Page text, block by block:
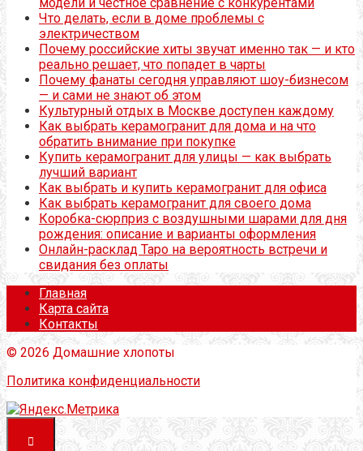
Что делать, если в доме проблемы с
электричеством
Почему российские хиты звучат именно так — и кто
реально решает, что попадет в чарты
Почему фанаты сегодня управляют шоу-бизнесом
— и сами не знают об этом
Культурный отдых в Москве доступен каждому
Как выбрать керамогранит для дома и на что
обратить внимание при покупке
Купить керамогранит для улицы — как выбрать
лучший вариант
Как выбрать и купить керамогранит для офиса
Как выбрать керамогранит для своего дома
Коробка-сюрприз с воздушными шарами для дня
рождения: описание и варианты оформления
Онлайн-расклад Таро на вероятность встречи и
свидания без оплаты
Главная
Карта сайта
Контакты
© 2026 Домашние хлопоты
Политика конфиденциальности